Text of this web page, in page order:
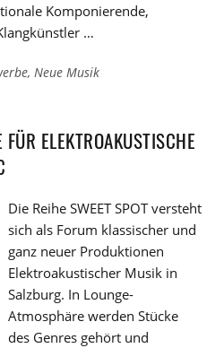
Komponierende,
…
, Neue Musik
ELEKTROAKUSTISCHE
Die Reihe SWEET SPOT versteht
sich als Forum klassischer und
ganz neuer Produktionen
Elektroakustischer Musik in
Salzburg. In Lounge-
Atmosphäre werden Stücke
des Genres gehört und